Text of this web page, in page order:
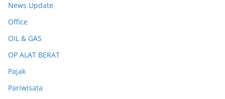
News Update
Office
OIL & GAS
OP ALAT BERAT
Pajak
Pariwisata